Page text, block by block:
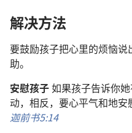
解决方法
要鼓励孩子把心里的烦恼
助。
安慰孩子如果孩子告诉你
动，相反，要心平气和地
迦前书5:14